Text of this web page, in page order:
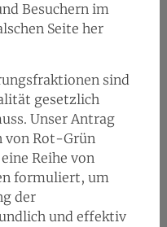
Besuchern im
Seite her
sind
gesetzlich
Unser Antrag
von Rot-Grün
Reihe von
formuliert, um
der
und effektiv